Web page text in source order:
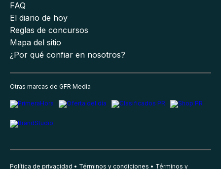
FAQ
El diario de hoy
Reglas de concursos
Mapa del sitio
¿Por qué confiar en nosotros?
Otras marcas de GFR Media
Política de privacidad Términos y condiciones Términos y